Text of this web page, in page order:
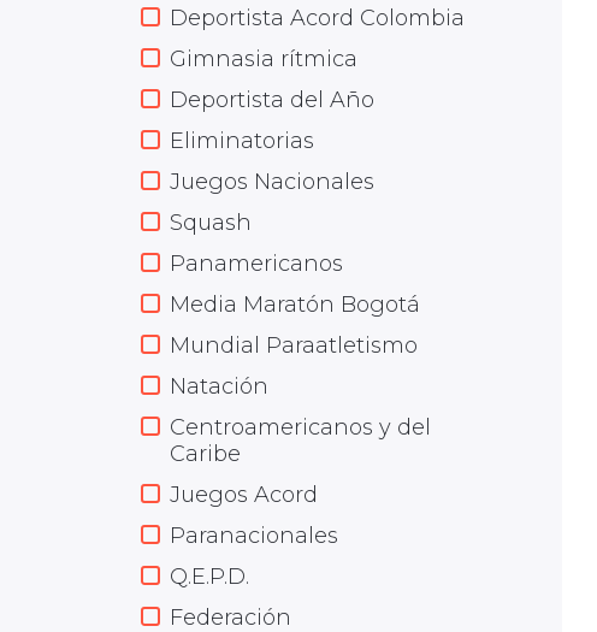
Deportista Acord Colombia
Gimnasia rítmica
Deportista del Año
Eliminatorias
Juegos Nacionales
Squash
Panamericanos
Media Maratón Bogotá
Mundial Paraatletismo
Natación
Centroamericanos y del
Caribe
Juegos Acord
Paranacionales
Q.E.P.D.
Federación